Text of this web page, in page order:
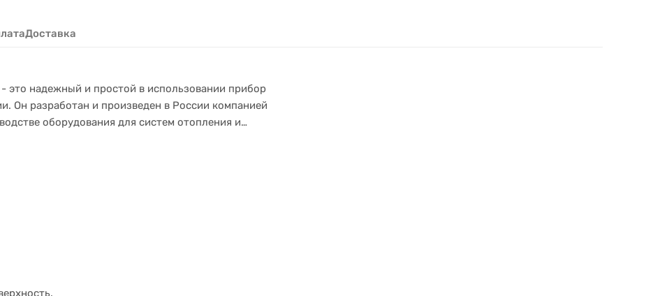
Доставка
- это надежный и простой в использовании прибор
Он разработан и произведен в России компанией
оборудования для систем отопления и